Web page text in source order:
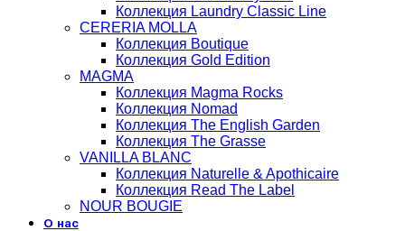
Коллекция Laundry Classic Line
CERERIA MOLLA
Коллекция Boutique
Коллекция Gold Edition
MAGMA
Коллекция Magma Rocks
Коллекция Nomad
Коллекция The English Garden
Коллекция The Grasse
VANILLA BLANC
Коллекция Naturelle & Apothicaire
Коллекция Read The Label
NOUR BOUGIE
О нас